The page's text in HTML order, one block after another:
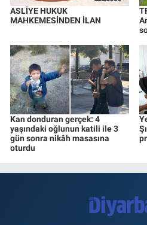
ASLİYE HUKUK
MAHKEMESİNDEN İLAN
Kan donduran gerçek: 4
yaşındaki oğlunun katili ile 3
gün sonra nikâh masasına
oturdu